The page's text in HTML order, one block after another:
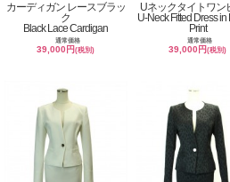
カーディガン レースブラッ
ク
Black Lace Cardigan
通常価格
39,000円(税別)
Uネックタイトワン
U-Neck Fitted Dress in
Print
通常価格
39,000円(税別)